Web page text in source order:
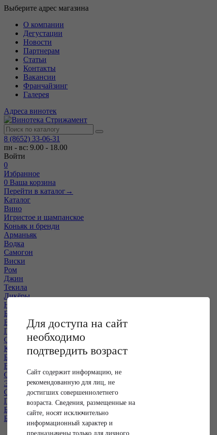
Выберите адрес магазина
О компании
Дегустации
Новости
Партнерам
Статьи
Контакты
Вакансии
Франчайзинг
Галерея
Адреса винотек
8 (8652) 33-06-31
пн - вс: 9.00 - 18.00
Войти
0
Избранное
0 Ваша корзина
Перейти в каталог →
Каталог
Вино
Игристое и шампанское
Коньяк и бренди
Арманьяк
Водка
Самогон
Виски
Ром
Джин
Текила
Ликёры
Настойки
Бальзамы
Вермуты и аперитивы
Пиво
Сидр
Коктейли и слабоалкогольные напитки
Безалкогольные напитки
Вода
Соки и лимонады
Энергетические напитки
Снеки и продукты
Подарочная упаковка
Бокалы и аксессуары
Барный инвентарь
Для доступа на сайт
необходимо
подтвердить возраст
Сайт содержит информацию, не
рекомендованную для лиц, не
достигших совершеннолетнего
возраста. Сведения, размещенные на
сайте, носят исключительно
информационный характер и
предназначены только для личного